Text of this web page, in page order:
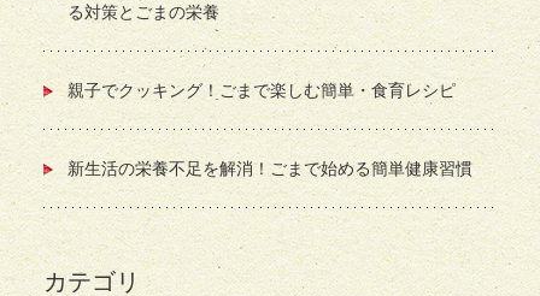
る対策とごまの栄養
親子でクッキング！ごまで楽しむ簡単・食育レシピ
新生活の栄養不足を解消！ごまで始める簡単健康習慣
カテゴリ